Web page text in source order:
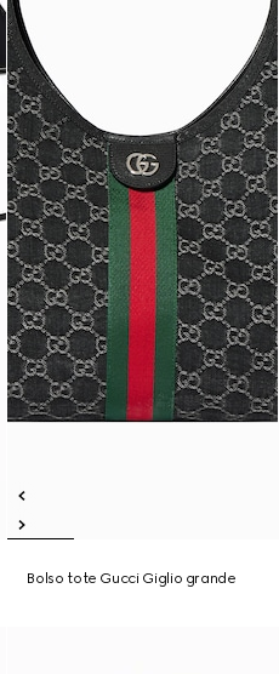
Bolso tote Gucci Giglio grande